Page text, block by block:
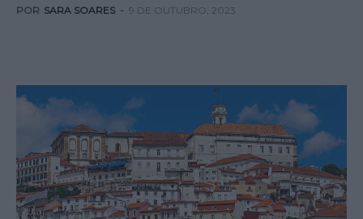
POR SARA SOARES - 9 DE OUTUBRO, 2023